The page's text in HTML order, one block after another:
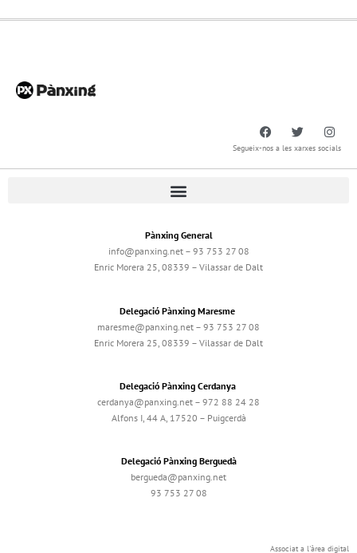
Segueix-nos a les xarxes socials
Pànxing General
info@panxing.net – 93 753 27 08
Enric Morera 25, 08339 – Vilassar de Dalt
Delegació Pànxing Maresme
maresme@panxing.net – 93 753 27 08
Enric Morera 25, 08339 – Vilassar de Dalt
Delegació Pànxing Cerdanya
cerdanya@panxing.net – 972 88 24 28
Alfons I, 44 A, 17520 – Puigcerdà
Delegació Pànxing Berguedà
bergueda@panxing.net
93 753 27 08
Associat a l'àrea digital